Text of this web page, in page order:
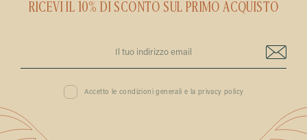
RICEVI IL 10% DI SCONTO SUL PRIMO ACQUISTO
Accetto le condizioni generali e la privacy policy